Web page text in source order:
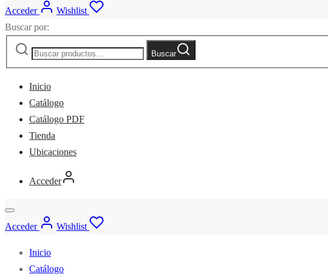
Acceder
Wishlist
Buscar por:
Buscar
Inicio
Catálogo
Catálogo PDF
Tienda
Ubicaciones
Acceder
Acceder Wishlist
Inicio
Catálogo